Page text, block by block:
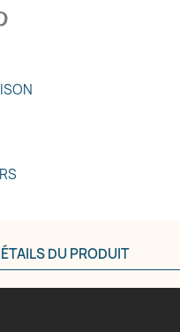
DU PRODUIT